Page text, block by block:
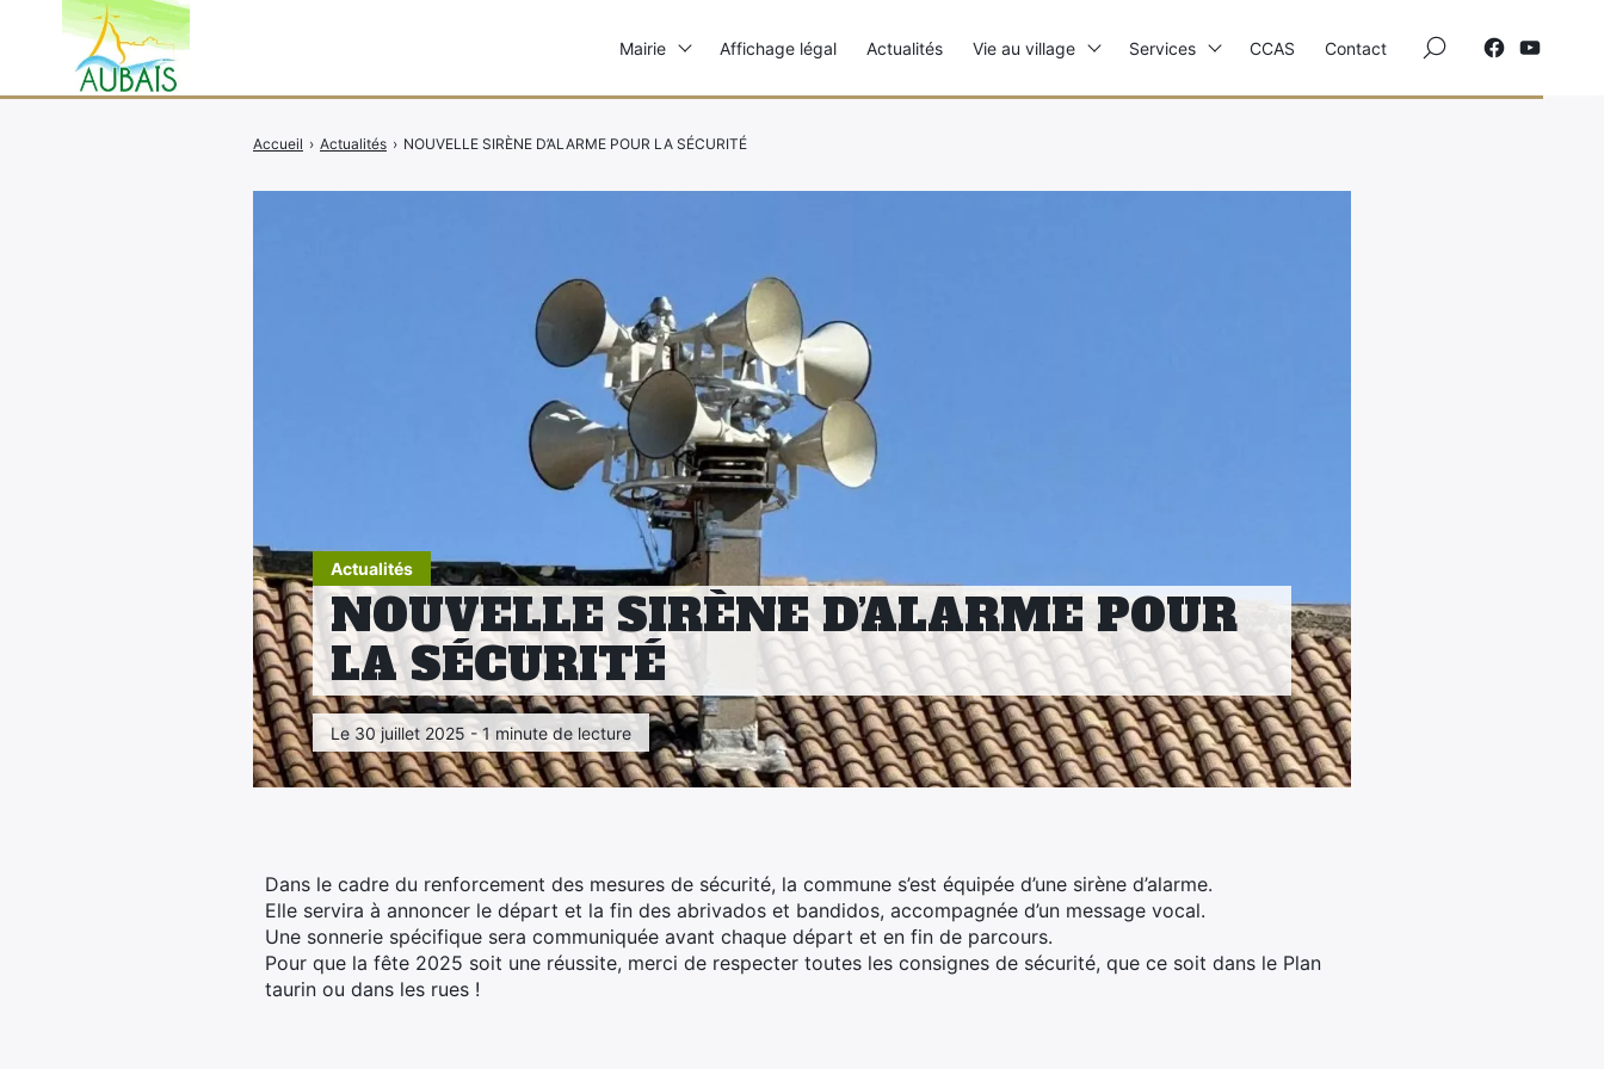
Actualités
NOUVELLE SIRÈNE D’ALARME POUR
LA SÉCURITÉ
Le 30 juillet 2025 - 1 minute de lecture
Accueil › Actualités › NOUVELLE SIRÈNE D’ALARME POUR LA SÉCURITÉ
Dans le cadre du renforcement des mesures de sécurité, la commune s’est équipée d’une sirène d’alarme.
Elle servira à annoncer le départ et la fin des abrivados et bandidos, accompagnée d’un message vocal.
Une sonnerie spécifique sera communiquée avant chaque départ et en fin de parcours.
Pour que la fête 2025 soit une réussite, merci de respecter toutes les consignes de sécurité, que ce soit dans le Plan
taurin ou dans les rues !
Mairie Affichage légal Actualités Vie au village Services
Elections
CCAS Contact
×